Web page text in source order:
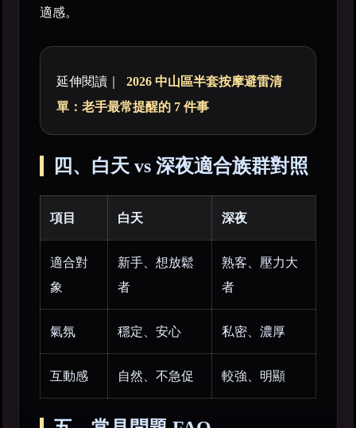
適感。
延伸閱讀｜ 2026 中山區半套按摩避雷清
單：老手最常提醒的 7 件事
四、白天 vs 深夜適合族群對照
項目 白天 深夜
適合對
象
新手、想放鬆
者
熟客、壓力大
者
氣氛 穩定、安心 私密、濃厚
互動感 自然、不急促 較強、明顯